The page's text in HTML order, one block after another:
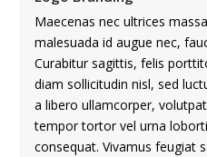
Maecenas nec ultrices
malesuada id augue nec,
Curabitur sagittis, felis
diam sollicitudin nisl, sed
a libero ullamcorper,
tempor tortor vel urna
consequat. Vivamus feugiat